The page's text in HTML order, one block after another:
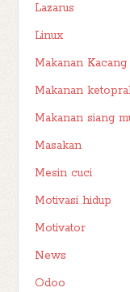
Lazarus
Linux
Makanan Kacang
Makanan
Makanan siang
Masakan
Mesin cuci
Motivasi hidup
Motivator
News
Odoo